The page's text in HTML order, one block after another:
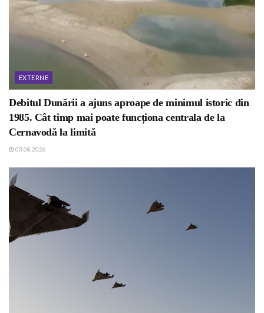
EXTERNE
Debitul Dunării a ajuns aproape de minimul istoric din
1985. Cât timp mai poate funcționa centrala de la
Cernavodă la limită
03.08.2026